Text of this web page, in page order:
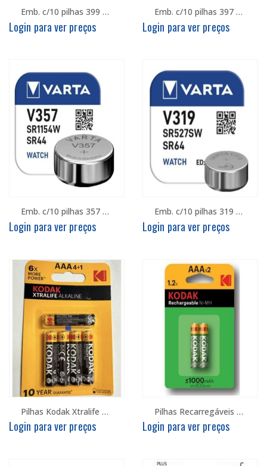
Emb. c/10 pilhas 399 – Varta
Login para ver preços
Emb. c/10 pilhas 397 – Varta
Login para ver preços
Emb. c/10 pilhas 357 – Varta
Login para ver preços
Emb. c/10 pilhas 319 – Varta
Login para ver preços
Pilhas Kodak Xtralife AAA – Crtz 4+1
Login para ver preços
Pilhas Recarregáveis Kodak AAA 1000mah – Crtz c/2
Login para ver preços